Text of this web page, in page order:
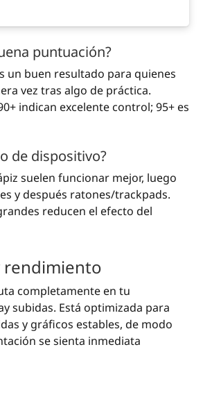
puntuación?
un buen resultado para quienes
vez tras algo de práctica.
indican excelente control; 95+ es
de dispositivo?
suelen funcionar mejor, luego
y después ratones/trackpads.
reducen el efecto del
rendimiento
completamente en tu
subidas. Está optimizada para
y gráficos estables, de modo
se sienta inmediata